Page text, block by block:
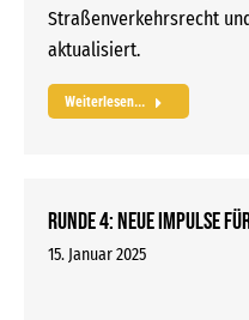
Straßenverkehrsrecht
aktualisiert.
Weiterlesen...
Runde 4: Neue Impulse
15. Januar 2025